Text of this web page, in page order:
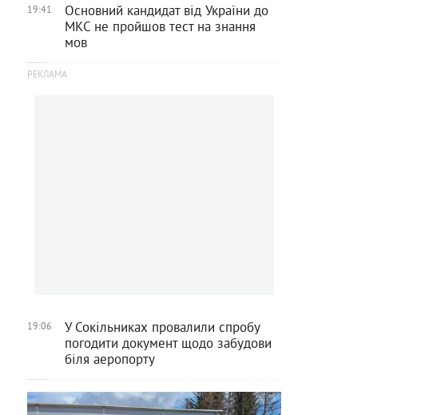
19:41
Основний кандидат від України до
МКС не пройшов тест на знання
мов
19:06
У Сокільниках провалили спробу
погодити документ щодо забудови
біля аеропорту